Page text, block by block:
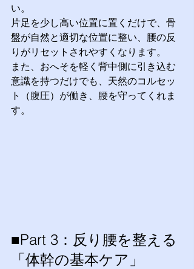
い。
片足を少し高い位置に置くだけで、骨
盤が自然と適切な位置に整い、腰の反
りがリセットされやすくなります。
また、おへそを軽く背中側に引き込む
意識を持つだけでも、天然のコルセッ
ト（腹圧）が働き、腰を守ってくれま
す。
■Part 3：反り腰を整える
「体幹の基本ケア」